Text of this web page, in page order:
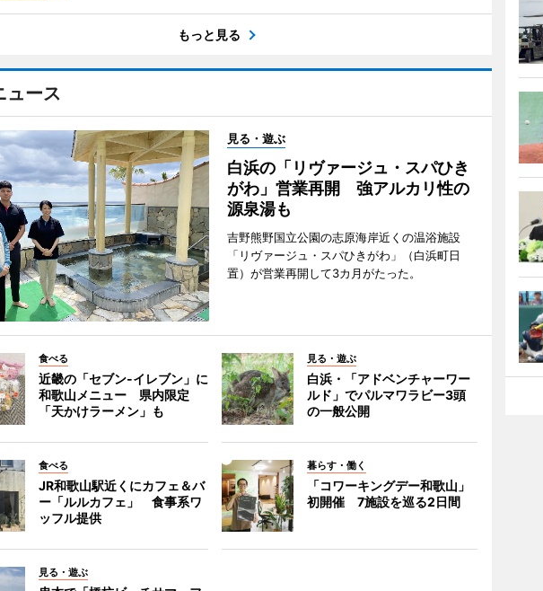
もっと見る
ュース
見る・遊ぶ
白浜の「リヴァージュ・スパひき
がわ」営業再開 強アルカリ性の
源泉湯も
吉野熊野国立公園の志原海岸近くの温浴施設
「リヴァージュ・スパひきがわ」（白浜町日
置）が営業再開して3カ月がたった。
食べる
近畿の「セブン-イレブン」に
和歌山メニュー 県内限定
「天かけラーメン」も
見る・遊ぶ
白浜・「アドベンチャーワー
ルド」でパルマワラビー3頭
の一般公開
食べる
JR和歌山駅近くにカフェ＆バ
ー「ルルカフェ」 食事系ワ
ッフル提供
暮らす・働く
「コワーキングデー和歌山」
初開催 7施設を巡る2日間
見る・遊ぶ